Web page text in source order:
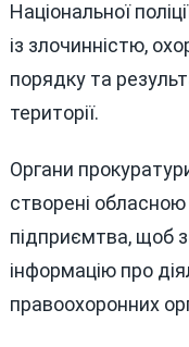
Національної
із злочинністю,
порядку та
території.
Органи
створені
підприємтва, щоб
інформацію про
правоохоронних